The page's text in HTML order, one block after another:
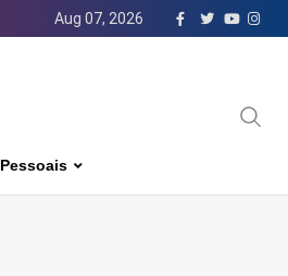
Aug 07, 2026
Pessoais